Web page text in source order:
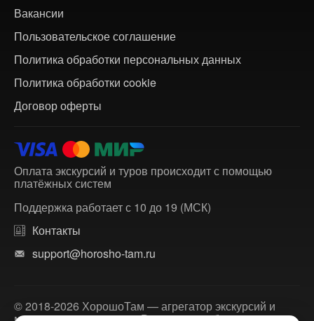
Вакансии
Пользовательское соглашение
Политика обработки персональных данных
Политика обработки cookie
Договор оферты
Оплата экскурсий и туров происходит с помощью
платёжных систем
Поддержка работает с 10 до 19 (МСК)
Контакты
support@horosho-tam.ru
© 2018-2026 ХорошоТам — агрегатор экскурсий и